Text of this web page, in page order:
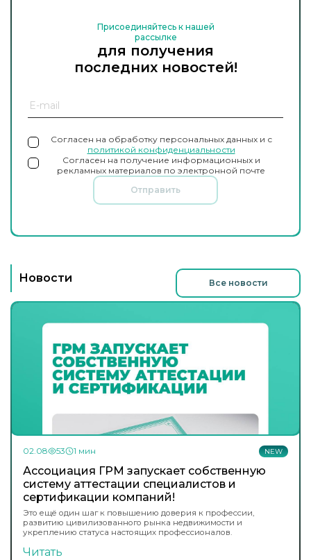
Присоединяйтесь к нашей
рассылке
для получения
последних новостей!
Согласен на обработку персональных данных и с
политикой конфиденциальности
Согласен на получение информационных и
рекламных материалов по электронной почте
Отправить
Новости Все новости
NEW
02.08 53 1 мин
Ассоциация ГРМ запускает собственную
систему аттестации специалистов и
сертификации компаний!
Это ещё один шаг к повышению доверия к профессии,
развитию цивилизованного рынка недвижимости и
укреплению статуса настоящих профессионалов.
Читать